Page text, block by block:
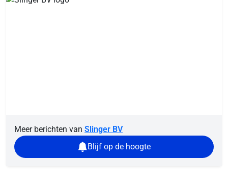
Meer berichten van Slinger BV
Blijf op de hoogte